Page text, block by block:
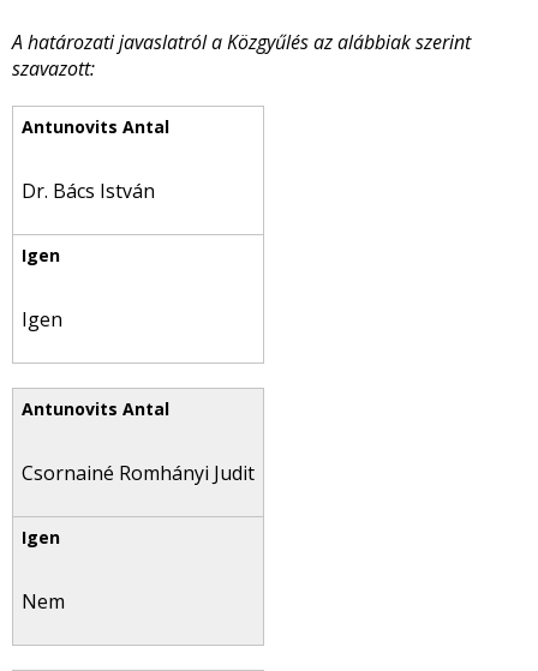
A határozati javaslatról a Közgyűlés az alábbiak szerint
szavazott:
Dr. Bács István
Igen
Csornainé Romhányi Judit
Nem